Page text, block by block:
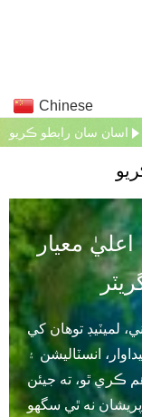
Chinese
اسان سان رابطو ڪريو
معيار
لميٽيڊ توهان کي
انسٽاليشن ۽
ٿو، ته جيئن